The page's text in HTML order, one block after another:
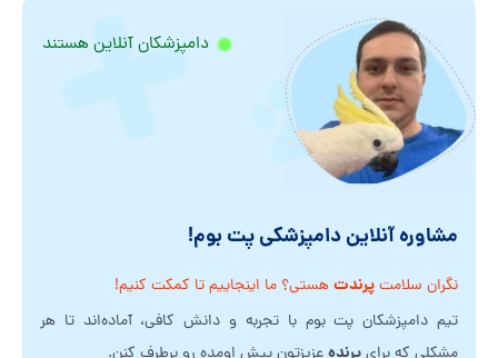
دامپزشکان آنلاین هستند
مشاوره آنلاین دامپزشکی پت بوم!
نگران سلامتپرندتهستی؟ ما اینجاییم تا کمکت کنیم!
تیم دامپزشکان پت بوم با تجربه و دانش کافی، آماده‌اند تا هر